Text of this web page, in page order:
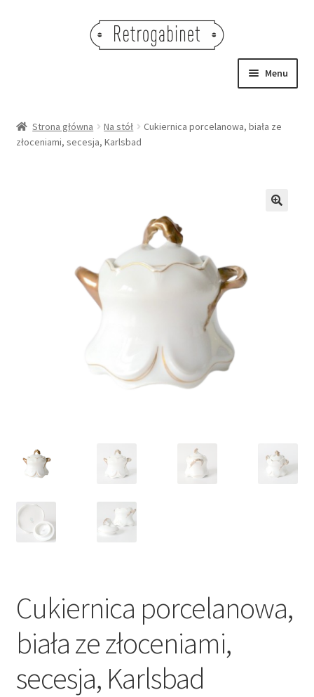
Menu
OBRAZY
Strona główna Na stół
Cukiernica porcelanowa, biała ze
złoceniami, secesja, Karlsbad
Cukiernica porcelanowa,
biała ze złoceniami,
secesja, Karlsbad